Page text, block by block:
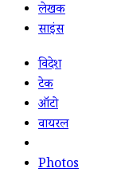
लेखक
साइंस
विदेश
टेक
ऑटो
वायरल
Photos